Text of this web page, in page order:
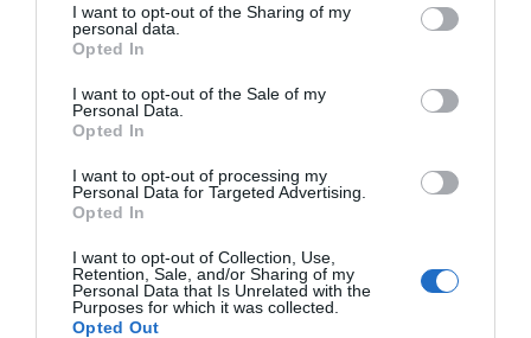
I want to opt-out of the Sharing of my
personal data.
Opted In
I want to opt-out of the Sale of my
Personal Data.
Opted In
I want to opt-out of processing my
Personal Data for Targeted Advertising.
Opted In
I want to opt-out of Collection, Use,
Retention, Sale, and/or Sharing of my
Personal Data that Is Unrelated with the
Purposes for which it was collected.
Opted Out
ΑΝΑΓΕΝΝΗΣΗ ΤΗΣ ΑΜΕΡΙΚΑΝΙΚΗΣ ΝΑΥΤΙΛΙΑΣ ΚΑΙ ΤΩΝ
ΝΑΥΠΗΓΕΙΩΝ ΑΠΕΝΑΝΤΙ ΣΤΗΝ ΚΙΝΑ
ΕΠΌΜΕΝΗ ΑΝΆΡΤΗΣΗ
Α.Ο. ΤΡΙΓΛΙΑ ΡΑΦΗΝΑΣ: ΟΙ ΟΜΑΔΕΣ ΜΕ ΙΣΤΟΡΙΑ ΔΕΝ ΛΥΓΙΖΟΥΝ